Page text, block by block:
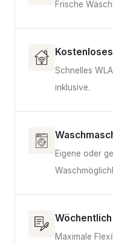
Frische
Schnelles
inklusive.
Eigene oder
Maximale